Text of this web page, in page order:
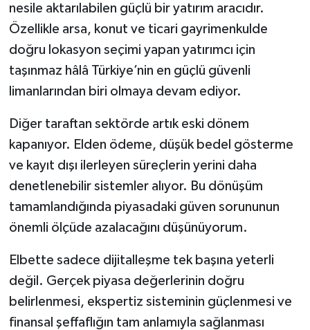
nesile aktarılabilen güçlü bir yatırım aracıdır.
Özellikle arsa, konut ve ticari gayrimenkulde
doğru lokasyon seçimi yapan yatırımcı için
taşınmaz hâlâ Türkiye’nin en güçlü güvenli
limanlarından biri olmaya devam ediyor.
Diğer taraftan sektörde artık eski dönem
kapanıyor. Elden ödeme, düşük bedel gösterme
ve kayıt dışı ilerleyen süreçlerin yerini daha
denetlenebilir sistemler alıyor. Bu dönüşüm
tamamlandığında piyasadaki güven sorununun
önemli ölçüde azalacağını düşünüyorum.
Elbette sadece dijitalleşme tek başına yeterli
değil. Gerçek piyasa değerlerinin doğru
belirlenmesi, ekspertiz sisteminin güçlenmesi ve
finansal şeffaflığın tam anlamıyla sağlanması